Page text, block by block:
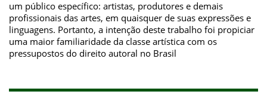
um público específico: artistas, produtores e demais
profissionais das artes, em quaisquer de suas expressões e
linguagens. Portanto, a intenção deste trabalho foi propiciar
uma maior familiaridade da classe artística com os
pressupostos do direito autoral no Brasil